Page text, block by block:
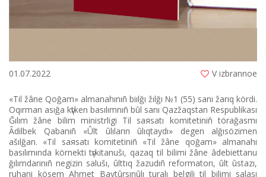
01.07.2022 V izbrannoe
«Tіl žâne Qoğam» almanahınıñ biılğı žılğı №1 (55) sanı žarıq kördі.
Oqırman asığa kүtken basılımnıñ bûl sanı Qazžaqstan Respublikası
Ğılım žâne bіlіm ministrlіgі Tіl saяsatı komitetіnіñ törağasmı
Âdіlbek Qabanıñ «Ûlt ûlıların ûlıqtaydı» degen alğısözіmen
ašılğan. «Tіl saяsatı komitetіnіñ «Tіl žâne qoğam» almanahı
basılımında körnektі tүrkіtanušı, qazaq tіl bіlіmі žâne âdebiettanu
ğılımdarınıñ negіzіn salušı, ûlttıq žazudıñ reformatorı, ûlt ûstazı,
ruhani kösem Ahmet Baytûrsınûlı turalı belgіlі tіl bіlіmі salası